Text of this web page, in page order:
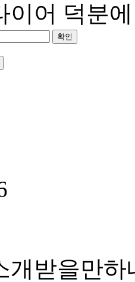
이어 덕분
확인
개받을만하